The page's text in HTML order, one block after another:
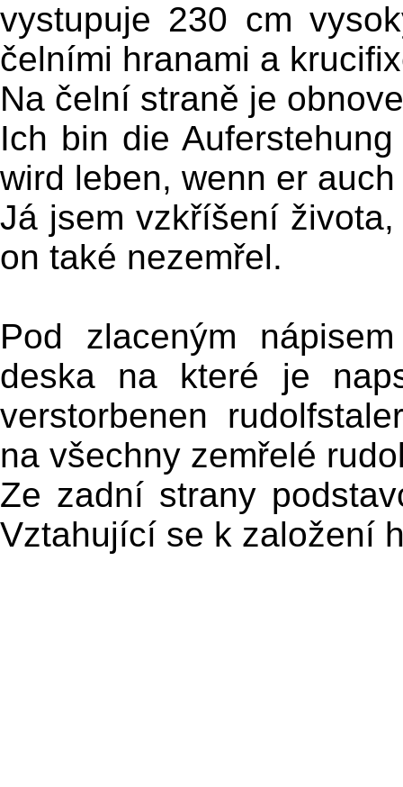
vystupuje 230 cm
čelními hranami a
Na čelní straně je
Ich bin die
wird leben, wenn er
Já jsem vzkříšení
on také nezemřel.
Pod zlaceným
deska na které je
verstorbenen
na všechny zemřelé
Ze zadní strany
Vztahující se k založení